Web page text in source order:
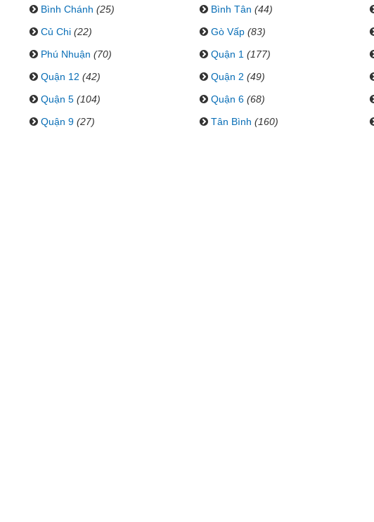
Bình Chánh (25) Bình Tân (44)
Củ Chi (22) Gò Vấp (83)
Phú Nhuận (70) Quận 1 (177)
Quận 12 (42) Quận 2 (49)
Quận 5 (104) Quận 6 (68)
Quận 9 (27) Tân Bình (160)